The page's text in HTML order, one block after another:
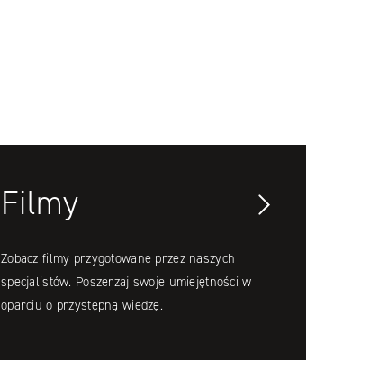
Filmy
Zobacz filmy przygotowane przez naszych
specjalistów. Poszerzaj swoje umiejętności w
oparciu o przystępną wiedzę.